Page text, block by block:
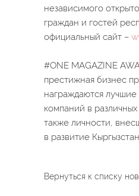
независимого
граждан и гостей
официальный сайт –
#ONE MAGAZINE
престижная бизнес
награждаются
компаний в различных
также личности,
в развитие
Вернуться к списку